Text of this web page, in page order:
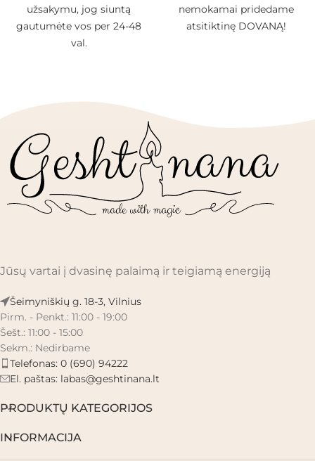
užsakymu, jog siuntą
gautumėte vos per 24-48
val.
nemokamai pridedame
atsitiktinę DOVANĄ!
Jūsų vartai į dvasinę palaimą ir teigiamą energiją
Šeimyniškių g. 18-3, Vilnius
Pirm. - Penkt.: 11:00 - 19:00
Šešt.: 11:00 - 15:00
Sekm.: Nedirbame
Telefonas: 0 (690) 94222
El. paštas: labas@geshtinana.lt
PRODUKTŲ KATEGORIJOS
INFORMACIJA